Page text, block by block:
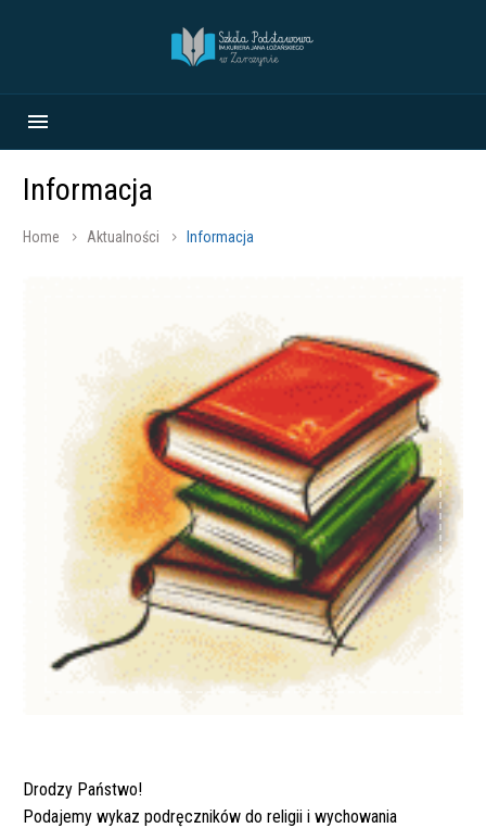
Informacja
Home Aktualności Informacja
Drodzy Państwo!
Podajemy wykaz podręczników do religii i wychowania